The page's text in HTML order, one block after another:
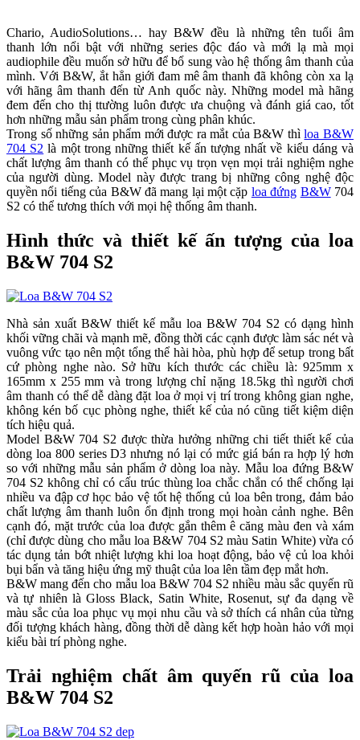
Chario, AudioSolutions… hay B&W đều là những tên tuổi âm
thanh lớn nổi bật với những series độc đáo và mới lạ mà mọi
audiophile đều muốn sở hữu để bổ sung vào hệ thống âm thanh của
mình. Với B&W, ắt hẳn giới đam mê âm thanh đã không còn xa lạ
với hãng âm thanh đến từ Anh quốc này. Những model mà hãng
đem đến cho thị ttường luôn được ưa chuộng và đánh giá cao, tốt
hơn những mẫu sản phẩm trong cùng phân khúc.
Trong số những sản phẩm mới được ra mắt của B&W thìloa B&W
704 S2 là một trong những thiết kế ấn tượng nhất về kiểu dáng và
chất lượng âm thanh có thể phục vụ trọn vẹn mọi trải nghiệm nghe
của người dùng. Model này được trang bị những công nghệ độc
quyền nổi tiếng của B&W đã mang lại một cặp loa đứng B&W704
S2 có thể tương thích với mọi hệ thống âm thanh.
Hình thức và thiết kế ấn tượng của loa
B&W 704 S2
Nhà sản xuất B&W thiết kế mẫu loa B&W 704 S2 có dạng hình
khối vững chãi và mạnh mẽ, đồng thời các cạnh được làm sác nét và
vuông vức tạo nên một tổng thể hài hòa, phù hợp để setup trong bất
cứ phòng nghe nào. Sở hữu kích thước các chiều là: 925mm x
165mm x 255 mm và trong lượng chỉ nặng 18.5kg thì người chơi
âm thanh có thể dễ dàng đặt loa ở mọi vị trí trong không gian nghe,
không kén bố cục phòng nghe, thiết kế của nó cũng tiết kiệm diện
tích hiệu quả.
Model B&W 704 S2 được thừa hưởng những chi tiết thiết kế của
dòng loa 800 series D3 nhưng nó lại có mức giá bán ra hợp lý hơn
so với những mẫu sản phẩm ở dòng loa này. Mẫu loa đứng B&W
704 S2 không chỉ có cấu trúc thùng loa chắc chắn có thể chống lại
nhiều va đập cơ học bảo vệ tốt hệ thống củ loa bên trong, đảm bảo
chất lượng âm thanh luôn ổn định trong mọi hoàn cảnh nghe. Bên
cạnh đó, mặt trước của loa được gắn thêm ê căng màu đen và xám
(chỉ được dùng cho mẫu loa B&W 704 S2 màu Satin White) vừa có
tác dụng tản bớt nhiệt lượng khi loa hoạt động, bảo vệ củ loa khỏi
bụi bẩn và tăng hiệu ứng mỹ thuật của loa lên tầm đẹp mắt hơn.
B&W mang đến cho mẫu loa B&W 704 S2 nhiều màu sắc quyến rũ
và tự nhiên là Gloss Black, Satin White, Rosenut, sự đa dạng về
màu sắc của loa phục vụ mọi nhu cầu và sở thích cá nhân của từng
đối tượng khách hàng, đồng thời dễ dàng kết hợp hoàn hảo với mọi
kiểu bài trí phòng nghe.
Trải nghiệm chất âm quyến rũ của loa
B&W 704 S2